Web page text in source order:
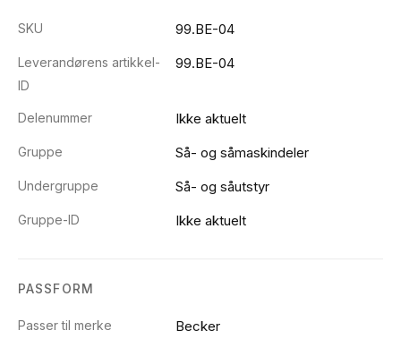
SKU 99.BE-04
Leverandørens artikkel-
ID
99.BE-04
Delenummer Ikke aktuelt
Gruppe Så- og såmaskindeler
Undergruppe Så- og såutstyr
Gruppe-ID Ikke aktuelt
PASSFORM
Passer til merke Becker